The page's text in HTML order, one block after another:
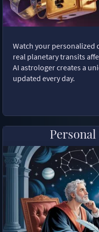
Watch your personalized
real planetary transits
AI astrologer creates a
updated every day.